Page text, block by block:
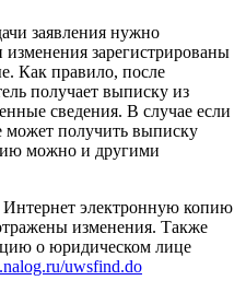
заявления нужно
зарегистрированы
Как правило, после
получает выписку из
сведения. В случае если
может получить выписку
можно и другими
Интернет электронную копию
изменения. Также
о юридическом лице
uwsfind.do